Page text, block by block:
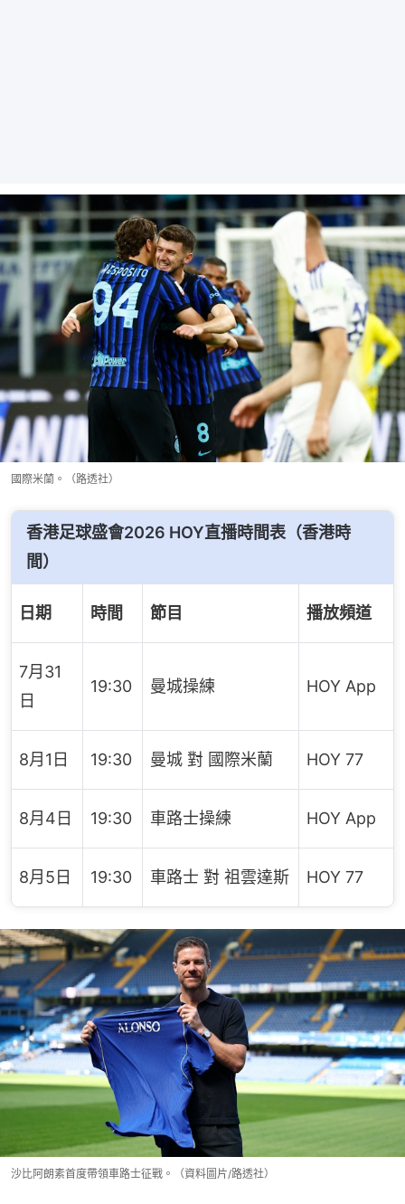
國際米蘭。（路透社）
香港足球盛會2026 HOY直播時間表（香港時
間）
日期 時間 節目 播放頻道
7月31
日
19:30 曼城操練 HOY App
8月1日 19:30 曼城 對 國際米蘭 HOY 77
8月4日 19:30 車路士操練 HOY App
8月5日 19:30 車路士 對 祖雲達斯 HOY 77
沙比阿朗素首度帶領車路士征戰。（資料圖片/路透社）